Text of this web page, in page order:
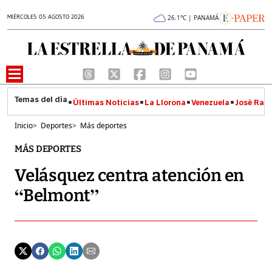
MIÉRCOLES 05 AGOSTO 2026 26.1°C | PANAMÁ
Últimas Noticias La Llorona Venezuela José
Inicio> Deportes> Más deportes
MÁS DEPORTES
Velásquez centra atención en
“Belmont”